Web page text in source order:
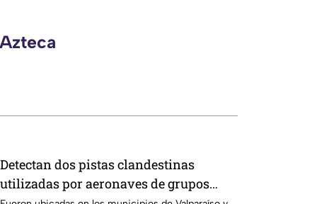
Detectan dos pistas clandestinas
utilizadas por aeronaves de grupos